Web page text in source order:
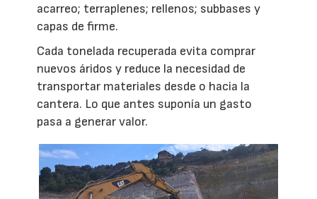
acarreo; terraplenes; rellenos; subbases y
capas de firme.
Cada tonelada recuperada evita comprar
nuevos áridos y reduce la necesidad de
transportar materiales desde o hacia la
cantera. Lo que antes suponía un gasto
pasa a generar valor.